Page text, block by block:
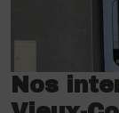
Nos